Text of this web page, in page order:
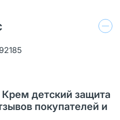
детский защита
покупателей и